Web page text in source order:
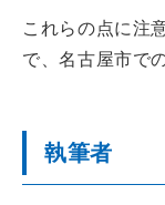
これらの点に注
で、名古屋市で
執筆者